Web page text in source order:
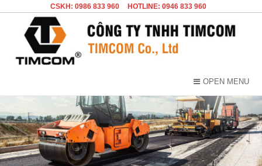
CSKH: 0986 833 960 HOTLINE: 0946 833 960
OPEN MENU